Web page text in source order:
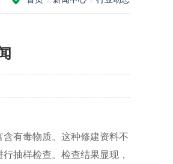
有毒物质。这种修建资料不
抽样检查。检查结果显现，